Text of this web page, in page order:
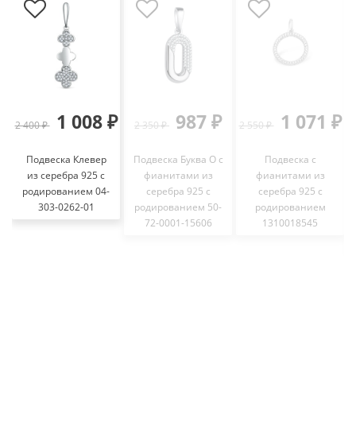
2 400 ₽ 1 008 ₽
Подвеска Клевер
из серебра 925 с
родированием 04-
303-0262-01
2 350 ₽ 987 ₽
Подвеска Буква О с
фианитами из
серебра 925 с
родированием 50-
72-0001-15606
2 550 ₽ 1 071 ₽
Подвеска с
фианитами из
серебра 925 с
родированием
1310018545